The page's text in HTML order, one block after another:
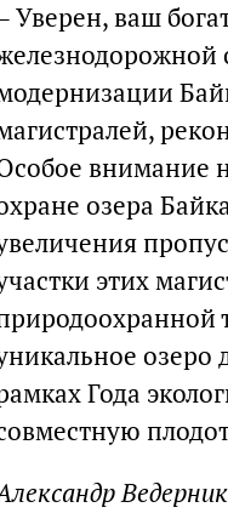
Уверен, ваш
внимание
озера
этих
озеро
Года